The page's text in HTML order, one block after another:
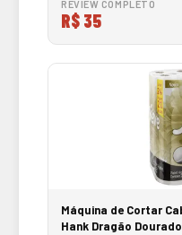
REVIEW COMPLETO
R$ 35
Máquina de Cortar
Hank Dragão